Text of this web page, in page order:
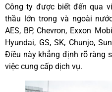
Công ty được biết đến qua
thầu lớn trong và ngoài
AES, BP, Chevron, Exxon
Hyundai, GS, SK, Chunjo,
Điều này khẳng định rõ ràng
việc cung cấp dịch vụ.